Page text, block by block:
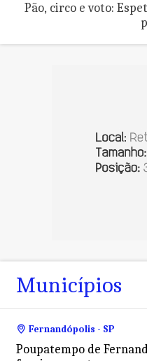
Pão, circo e voto:
Municípios
Fernandópolis - SP
Poupatempo de